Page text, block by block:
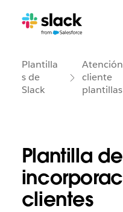
Plantilla
s de
Slack
cliente
plantillas
Plantilla de
clientes